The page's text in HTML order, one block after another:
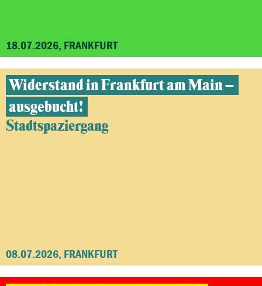
18.07.2026, FRANKFURT
Widerstand in Frankfurt am Main –
ausgebucht!
Stadtspaziergang
08.07.2026, FRANKFURT